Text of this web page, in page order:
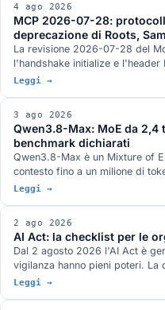
art. 437-bis del codice penale
omnibus.
4 ago 2026
MCP 2026-07-28:
deprecazione di Roots,
La revisione 2026-07-28 del
l'handshake initialize e
viaggia da sola e un server
Sampling e Logging sono
Leggi →
3 ago 2026
Qwen3.8-Max: MoE da
benchmark dichiarati
Qwen3.8-Max è un Mixture of
contesto fino a un milione di
attraverso le API di Model
benchmark pubblicati da Qwen,
la serie Max finora.
Leggi →
2 ago 2026
AI Act: la checklist per le
Dal 2 agosto 2026 l'AI Act è
vigilanza hanno pieni poteri.
per chi fornisce e chi usa
Leggi →